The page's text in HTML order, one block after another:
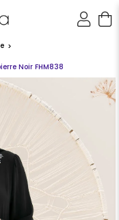
Noir FHM838